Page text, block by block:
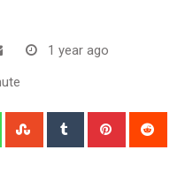
1 year ago
WhatsappStumbleUpon
Tumblr Pinterest